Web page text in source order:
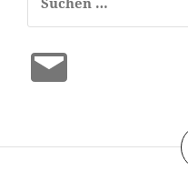
nach:
E-
Mail